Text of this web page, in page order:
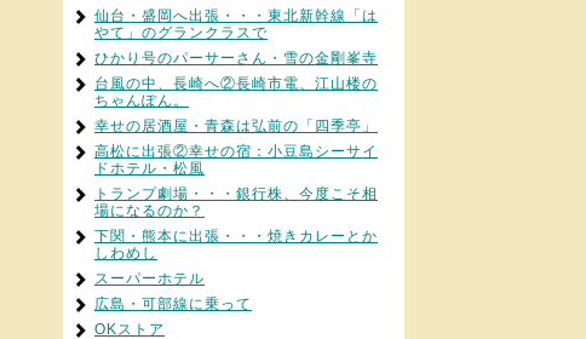
仙台・盛岡へ出張・・・東北新幹線「は
やて」のグランクラスで
ひかり号のパーサーさん・雪の金剛峯寺
台風の中、長崎へ②長崎市電、江山楼の
ちゃんぽん。
幸せの居酒屋・青森は弘前の「四季亭」
高松に出張②幸せの宿：小豆島シーサイ
ドホテル・松風
トランプ劇場・・・銀行株、今度こそ相
場になるのか？
下関・熊本に出張・・・焼きカレーとか
しわめし
スーパーホテル
広島・可部線に乗って
OKストア